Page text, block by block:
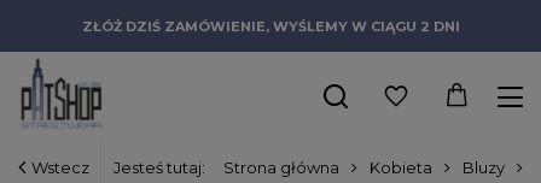
ZŁÓŻ DZIŚ ZAMÓWIENIE, WYŚLEMY W CIĄGU 2 DNI
Wstecz Jesteś tutaj: Strona główna Kobieta Bluzy